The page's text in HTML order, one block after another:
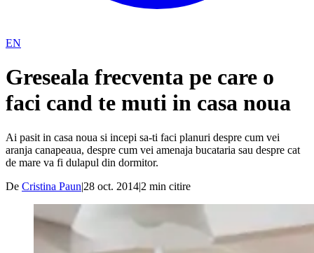
EN
Greseala frecventa pe care o
faci cand te muti in casa noua
Ai pasit in casa noua si incepi sa-ti faci planuri despre cum vei
aranja canapeaua, despre cum vei amenaja bucataria sau despre cat
de mare va fi dulapul din dormitor.
De Cristina Paun|28 oct. 2014|2 min citire